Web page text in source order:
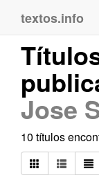
textos.info
Jose
10 títulos